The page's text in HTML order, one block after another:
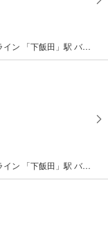
横浜市営地下鉄ブルーライン 「下飯田」駅 バス8分 三丁目西 バス停下車 徒歩2分
横浜市営地下鉄ブルーライン 「下飯田」駅 バス4分 アカシア公園入口 バス停下車 徒歩1分